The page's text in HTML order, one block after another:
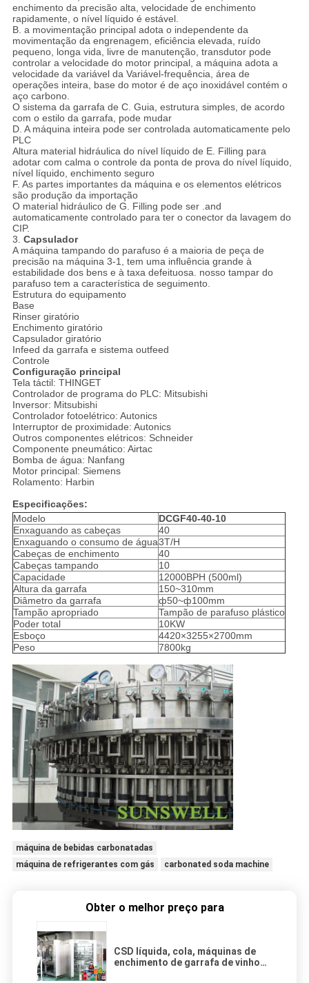
enchimento da precisão alta, velocidade de enchimento
rapidamente, o nível líquido é estável.
B. a movimentação principal adota o independente da
movimentação da engrenagem, eficiência elevada, ruído
pequeno, longa vida, livre de manutenção, transdutor pode
controlar a velocidade do motor principal, a máquina adota a
velocidade da variável da Variável-frequência, área de
operações inteira, base do motor é de aço inoxidável contém o
aço carbono.
O sistema da garrafa de C. Guia, estrutura simples, de acordo
com o estilo da garrafa, pode mudar
D. A máquina inteira pode ser controlada automaticamente pelo
PLC
Altura material hidráulica do nível líquido de E. Filling para
adotar com calma o controle da ponta de prova do nível líquido,
nível líquido, enchimento seguro
F. As partes importantes da máquina e os elementos elétricos
são produção da importação
O material hidráulico de G. Filling pode ser .and
automaticamente controlado para ter o conector da lavagem do
CIP.
3. Capsulador
A máquina tampando do parafuso é a maioria de peça de
precisão na máquina 3-1, tem uma influência grande à
estabilidade dos bens e à taxa defeituosa. nosso tampar do
parafuso tem a característica de seguimento.
Estrutura do equipamento
Base
Rinser giratório
Enchimento giratório
Capsulador giratório
Infeed da garrafa e sistema outfeed
Controle
Configuração principal
Tela táctil: THINGET
Controlador de programa do PLC: Mitsubishi
Inversor: Mitsubishi
Controlador fotoelétrico: Autonics
Interruptor de proximidade: Autonics
Outros componentes elétricos: Schneider
Componente pneumático: Airtac
Bomba de água: Nanfang
Motor principal: Siemens
Rolamento: Harbin
Especificações:
Modelo
DCGF40-40-10
Enxaguando as cabeças
40
Enxaguando o consumo de água3T/H
Cabeças de enchimento
40
Cabeças tampando
10
Capacidade
12000BPH (500ml)
Altura da garrafa
150~310mm
Diâmetro da garrafa
ф50~ф100mm
Tampão apropriado
Tampão de parafuso plástico
Poder total
10KW
Esboço
4420×3255×2700mm
Peso
7800kg
máquina de bebidas carbonatadas
máquina de refrigerantes com gás
carbonated soda machine
Obter o melhor preço para
CSD líquida, cola, máquinas de
enchimento de garrafa de vinho